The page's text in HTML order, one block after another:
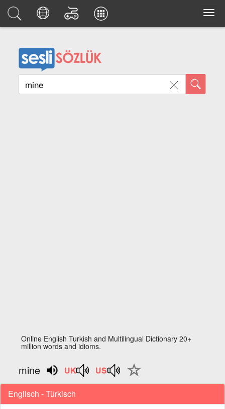
Online English Turkish and Multilingual Dictionary 20+
million words and idioms.
mine
Englisch - Türkisch